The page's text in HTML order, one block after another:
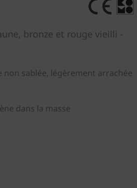
bronze et rouge vieilli -
non sablée, légèrement arrachée
dans la masse